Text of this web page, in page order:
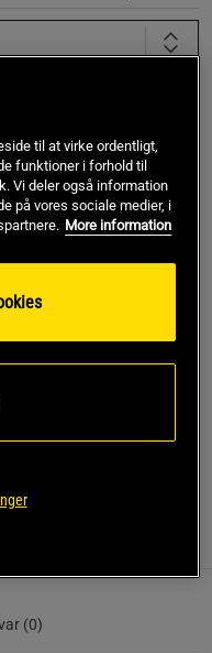
lager. Få besked når
koden SPAR150
til og med den 5/8
(0)
til at virke ordentligt,
funktioner i forhold til
Vi deler også information
på vores sociale medier, i
More information